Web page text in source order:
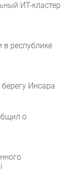
ИТ-кластер
республике
Инсара
о